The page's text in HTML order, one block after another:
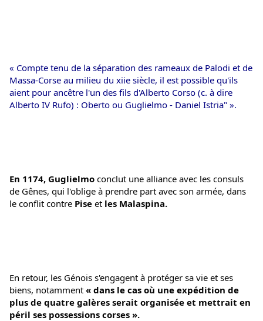
« Compte tenu de la séparation des rameaux de Palodi et de
Massa-Corse au milieu du xiie siècle, il est possible qu'ils
aient pour ancêtre l'un des fils d'Alberto Corso (c. à dire
Alberto IV Rufo) : Oberto ou Guglielmo - Daniel Istria" ».
En 1174, Guglielmo conclut une alliance avec les consuls
de Gênes, qui l'oblige à prendre part avec son armée, dans
le conflit contre Pise et les Malaspina.
En retour, les Génois s'engagent à protéger sa vie et ses
biens, notamment « dans le cas où une expédition de
plus de quatre galères serait organisée et mettrait en
péril ses possessions corses ».